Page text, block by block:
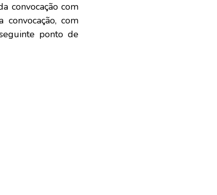
convocação com
com
ponto de